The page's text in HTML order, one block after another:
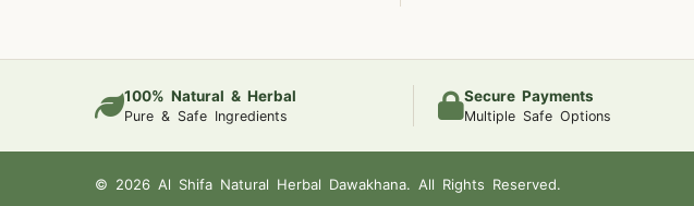
100% Natural & Herbal
Pure & Safe Ingredients
Secure Payments
Multiple Safe Options
© 2026 Al Shifa Natural Herbal Dawakhana. All Rights Reserved.